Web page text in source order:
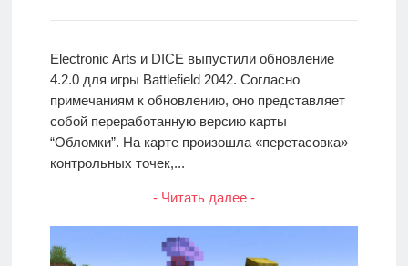
Electronic Arts и DICE выпустили обновление
4.2.0 для игры Battlefield 2042. Согласно
примечаниям к обновлению, оно представляет
собой переработанную версию карты
“Обломки”. На карте произошла «перетасовка»
контрольных точек,...
- Читать далее -